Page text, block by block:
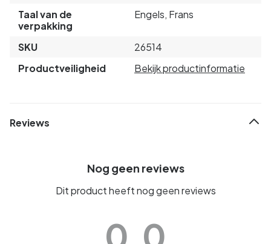
Taal van de
verpakking
Engels, Frans
SKU
26514
Productveiligheid
Bekijk productinformatie
Reviews
Nog geen reviews
Dit product heeft nog geen reviews
0.0